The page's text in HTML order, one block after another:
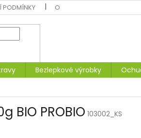
PODMÍNKY OCHRANA OSOBNÍCH ÚDAJŮ
Bezlepkové výrobky
BIO PROBIO 103002_KS